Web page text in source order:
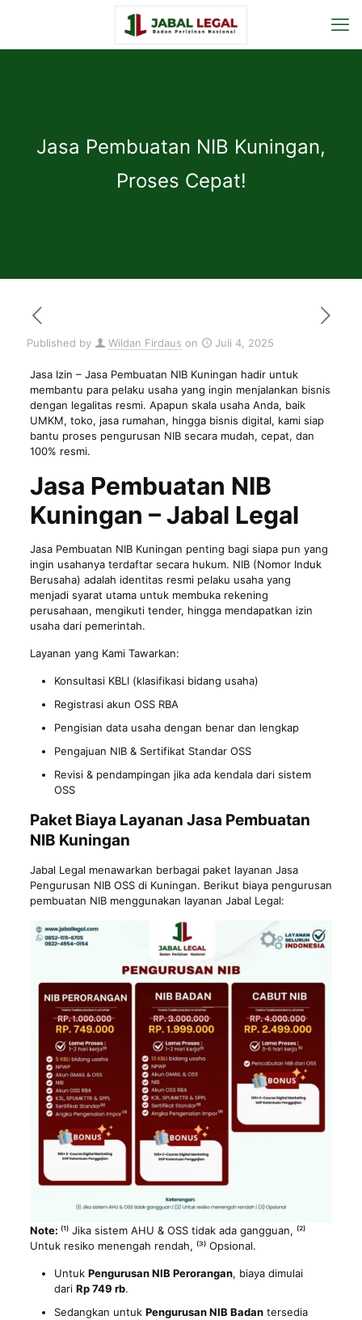
Jasa Pembuatan NIB Kuningan,
Proses Cepat!
Published by Wildan Firdaus on Juli 4, 2025
Jasa Izin – Jasa Pembuatan NIB Kuningan hadir untuk
membantu para pelaku usaha yang ingin menjalankan bisnis
dengan legalitas resmi. Apapun skala usaha Anda, baik
UMKM, toko, jasa rumahan, hingga bisnis digital, kami siap
bantu proses pengurusan NIB secara mudah, cepat, dan
100% resmi.
Jasa Pembuatan NIB
Kuningan – Jabal Legal
Jasa Pembuatan NIB Kuningan penting bagi siapa pun yang
ingin usahanya terdaftar secara hukum. NIB (Nomor Induk
Berusaha) adalah identitas resmi pelaku usaha yang
menjadi syarat utama untuk membuka rekening
perusahaan, mengikuti tender, hingga mendapatkan izin
usaha dari pemerintah.
Layanan yang Kami Tawarkan:
Konsultasi KBLI (klasifikasi bidang usaha)
Registrasi akun OSS RBA
Pengisian data usaha dengan benar dan lengkap
Pengajuan NIB& Sertifikat Standar OSS
Revisi & pendampingan jika ada kendala dari sistem
OSS
Paket Biaya Layanan Jasa Pembuatan
NIB Kuningan
Jabal Legal menawarkan berbagai paket layanan Jasa
Pengurusan NIB OSS di Kuningan. Berikut biaya pengurusan
pembuatan NIB menggunakan layanan Jabal Legal:
Note: ⁽¹⁾ Jika sistem AHU & OSS tidak ada gangguan, ⁽²⁾
Untuk resiko menengah rendah, ⁽³⁾ Opsional.
Untuk Pengurusan NIB Perorangan, biaya dimulai
dari Rp 749 rb.
Sedangkan untuk Pengurusan NIB Badantersedia